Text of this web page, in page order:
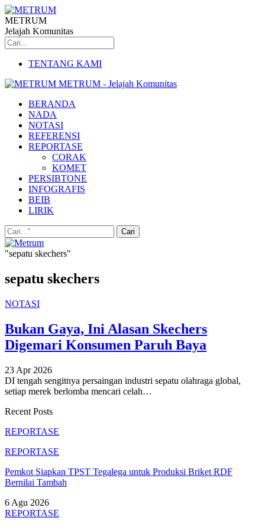
METRUM
Jelajah Komunitas
TENTANG KAMI
METRUM - Jelajah Komunitas
BERANDA
NADA
NOTASI
REFERENSI
REPORTASE
CORAK
KOMET
PERSIBTONE
INFOGRAFIS
BEIB
LIRIK
"sepatu skechers"
sepatu skechers
NOTASI
Bukan Gaya, Ini Alasan Skechers
Digemari Konsumen Paruh Baya
23 Apr 2026
DI tengah sengitnya persaingan industri sepatu olahraga global,
setiap merek berlomba mencari celah…
Recent Posts
REPORTASE
REPORTASE
Pemkot Siapkan TPST Tegalega untuk Produksi Briket RDF
Bernilai Tambah
6 Agu 2026
REPORTASE